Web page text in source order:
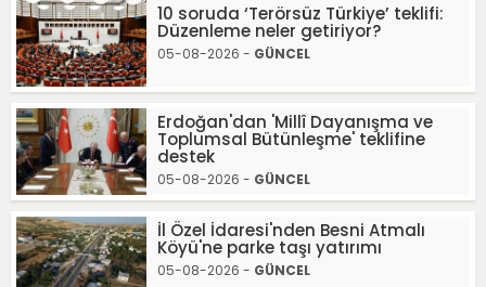
10 soruda ‘Terörsüz Türkiye’ teklifi:
Düzenleme neler getiriyor?
05-08-2026 - GÜNCEL
Erdoğan'dan 'Millî Dayanışma ve
Toplumsal Bütünleşme' teklifine
destek
05-08-2026 - GÜNCEL
İl Özel İdaresi'nden Besni Atmalı
Köyü'ne parke taşı yatırımı
05-08-2026 - GÜNCEL